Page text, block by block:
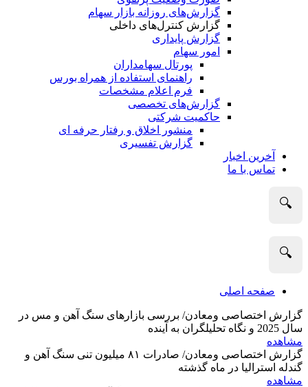
گزارش‌های روزانه بازار سهام
گزارش کنترل‌های داخلی
گزارش پایداری
امور سهام
پورتال سهامداران
راهنمای استفاده از همراه بورس
فرم اعلام مشخصات
گزارش‌های تخصصی
حاکمیت شرکتی
منشور اخلاق و رفتار حرفه­ ای
گزارش تفسیری
آخرین اخبار
تماس با ما
🔍
🔍
صفحه اصلی
گزارش اختصاصی ومعادن/ بررسی بازارهای سنگ آهن و مس در
سال 2025 و نگاه تحلیلگران به آینده
مشاهده
گزارش اختصاصی ومعادن/ صادرات ۸۱ میلیون تنی سنگ آهن و
گندله استرالیا در ماه گذشته
مشاهده